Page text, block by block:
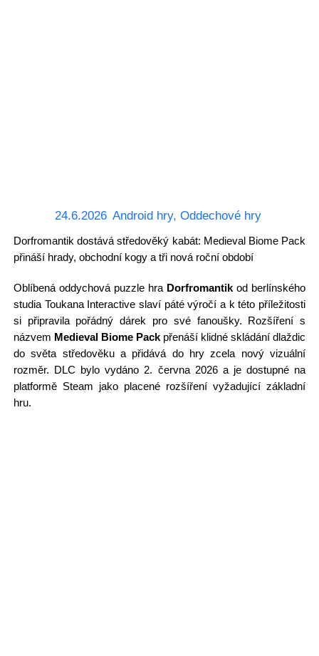
24.6.2026 Android hry, Oddechové hry
Dorfromantik dostává středověký kabát: Medieval Biome Pack
přináší hrady, obchodní kogy a tři nová roční období
Oblíbená oddychová puzzle hra Dorfromantik od berlínského
studia Toukana Interactive slaví páté výročí a k této příležitosti
si připravila pořádný dárek pro své fanoušky. Rozšíření s
názvem Medieval Biome Pack přenáší klidné skládání dlaždic
do světa středověku a přidává do hry zcela nový vizuální
rozměr. DLC bylo vydáno 2. června 2026 a je dostupné na
platformě Steam jako placené rozšíření vyžadující základní
hru.